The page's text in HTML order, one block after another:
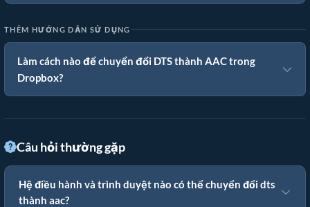
THÊM HƯỚNG DẪN SỬ DỤNG
Làm cách nào để chuyển đổi DTS thành AAC trong
Dropbox?
Câu hỏi thường gặp
Hệ điều hành và trình duyệt nào có thể chuyển đổi dts
thành aac?